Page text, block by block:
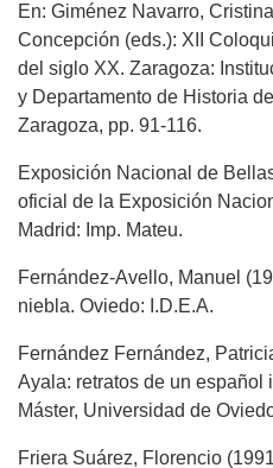
En: Giménez Navarro,
Concepción (eds.): XII
del siglo XX. Zaragoza:
y Departamento de Historia
Zaragoza, pp. 91-116.
Exposición Nacional de
oficial de la Exposición
Madrid: Imp. Mateu.
Fernández-Avello, Manuel
niebla. Oviedo: I.D.E.A.
Fernández Fernández,
Ayala: retratos de un español
Máster, Universidad de
Friera Suárez, Florencio